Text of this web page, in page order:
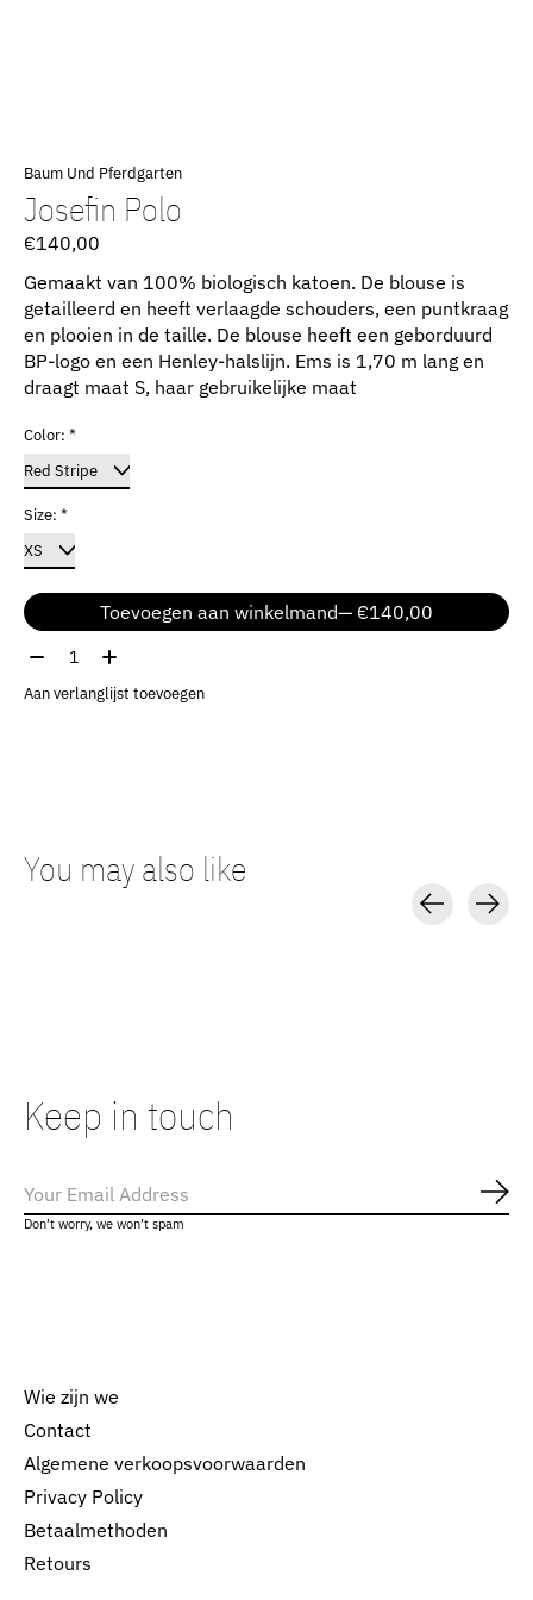
Baum Und Pferdgarten
Josefin Polo
€140,00
Gemaakt van 100% biologisch katoen. De blouse is
getailleerd en heeft verlaagde schouders, een puntkraag
en plooien in de taille. De blouse heeft een geborduurd
BP-logo en een Henley-halslijn. Ems is 1,70 m lang en
draagt ​​maat S, haar gebruikelijke maat
Color: *
Size: *
Toevoegen aan winkelmand
— €140,00
Aantal:
Aan verlanglijst toevoegen
You may also like
Keep in touch
Don’t worry, we won’t spam
Wie zijn we
Contact
Algemene verkoopsvoorwaarden
Privacy Policy
Betaalmethoden
Retours